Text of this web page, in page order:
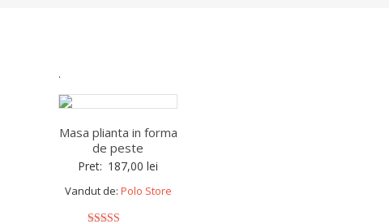
.
Masa plianta in forma
de peste
Pret: 187,00lei
Vandut de: Polo Store